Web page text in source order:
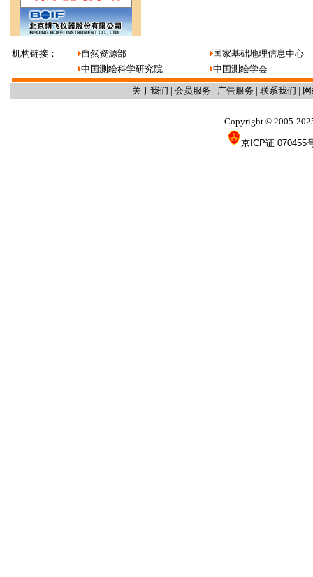
机构链接： 自然资源部
国家基础地理信息中心
中国测绘科学研究院
中国测绘学会
关于我们 | 会员服务 | 广告服务 | 联系我们 |
Copyright © 2005-
京ICP证 070455